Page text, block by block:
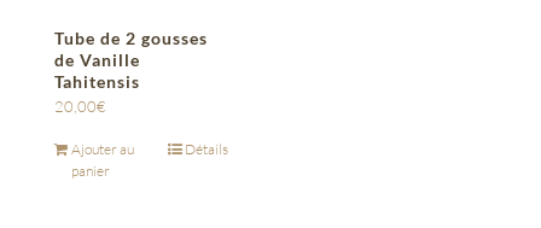
Tube de 2 gousses
de Vanille
Tahitensis
20,00€
Ajouter au
panier
Détails